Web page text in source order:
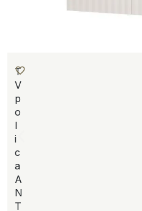
T
V
p
o
l
i
c
a
A
N
T